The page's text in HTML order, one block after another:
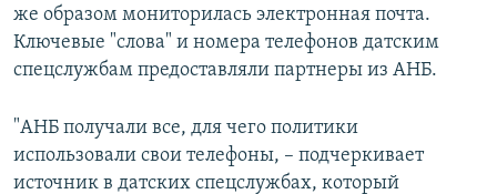
же образом мониторилась электронная почта.
Ключевые "слова" и номера телефонов датским
спецслужбам предоставляли партнеры из АНБ.
"АНБ получали все, для чего политики
использовали свои телефоны, – подчеркивает
источник в датских спецслужбах, который